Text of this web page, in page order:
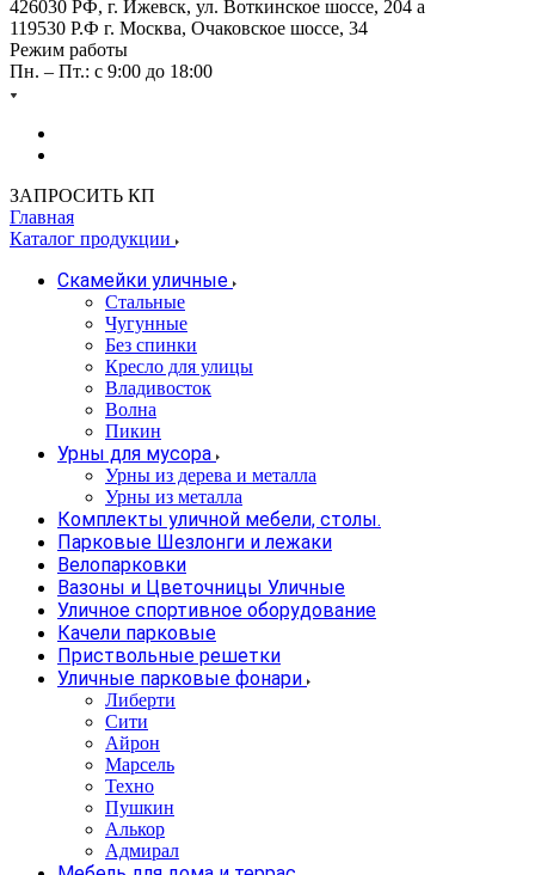
426030 РФ, г. Ижевск, ул. Воткинское шоссе, 204 а
119530 Р.Ф г. Москва, Очаковское шоссе, 34
Режим работы
Пн. – Пт.: с 9:00 до 18:00
ЗАПРОСИТЬ КП
Главная
Каталог продукции
Скамейки уличные
Стальные
Чугунные
Без спинки
Кресло для улицы
Владивосток
Волна
Пикин
Урны для мусора
Урны из дерева и металла
Урны из металла
Комплекты уличной мебели, столы.
Парковые Шезлонги и лежаки
Велопарковки
Вазоны и Цветочницы Уличные
Уличное спортивное оборудование
Качели парковые
Приствольные решетки
Уличные парковые фонари
Либерти
Сити
Айрон
Марсель
Техно
Пушкин
Алькор
Адмирал